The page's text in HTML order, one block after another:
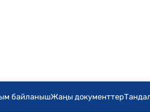
байланышЖаңы документтер